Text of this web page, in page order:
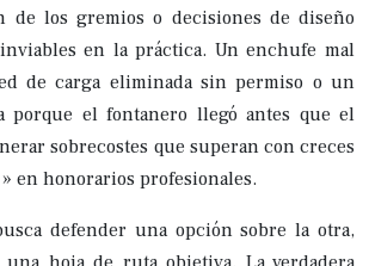
de los gremios o decisiones de diseño
en la práctica. Un enchufe mal
de carga eliminada sin permiso o un
porque el fontanero llegó antes que el
sobrecostes que superan con creces
en honorarios profesionales.
defender una opción sobre la otra,